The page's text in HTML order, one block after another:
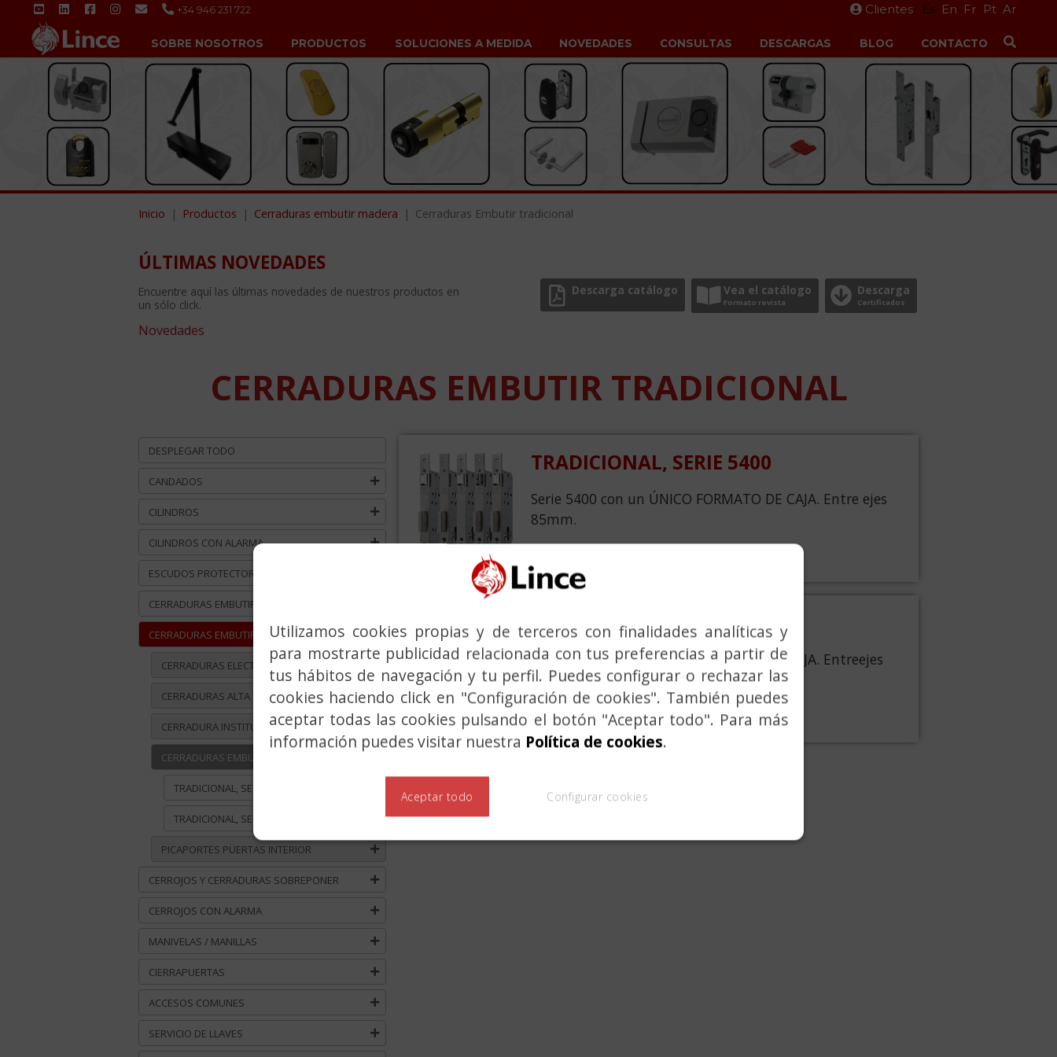
+34 946 231 722 Clientes Es En Fr Pt Ar
SOBRE NOSOTROS PRODUCTOS SOLUCIONES A MEDIDA NOVEDADES CONSULTAS DESCARGAS BLOG CONTACTO
Inicio Productos Cerraduras embutir madera Cerraduras Embutir tradicional
ÚLTIMAS NOVEDADES
Encuentre aquí las últimas novedades de nuestros productos en
un sólo click.
Novedades
Descarga catálogo Vea el catálogo
Formato revista
Descarga
Certificados
CERRADURAS EMBUTIR TRADICIONAL
DESPLEGAR TODO
CANDADOS
CILINDROS
CILINDROS CON ALARMA
ESCUDOS PROTECTORES
CERRADURAS EMBUTIR METÁLICA
CERRADURAS EMBUTIR MADERA
CERRADURAS ELECTROMECÁNICAS ATEKO
CERRADURAS ALTA SEGURIDAD
CERRADURA INSTITUCIONAL
CERRADURAS EMBUTIR TRADICIONAL
TRADICIONAL, SERIE 5400
TRADICIONAL, SERIE 5800
PICAPORTES PUERTAS INTERIOR
CERROJOS Y CERRADURAS SOBREPONER
CERROJOS CON ALARMA
MANIVELAS / MANILLAS
CIERRAPUERTAS
ACCESOS COMUNES
SERVICIO DE LLAVES
TRADICIONAL, SERIE 5400
Serie 5400 con un ÚNICO FORMATO DE CAJA. Entre ejes
85mm.
TRADICIONAL, SERIE 5800
Serie 5800 con un ÚNICO FORMATO DE CAJA. Entreejes
47mm.
Utilizamos cookies propias y de terceros con finalidades analíticas y
para mostrarte publicidad relacionada con tus preferencias a partir de
tus hábitos de navegación y tu perfil. Puedes configurar o rechazar las
cookies haciendo click en "Configuración de cookies". También puedes
aceptar todas las cookies pulsando el botón "Aceptar todo". Para más
información puedes visitar nuestra Política de cookies.
Aceptar todo Configurar cookies